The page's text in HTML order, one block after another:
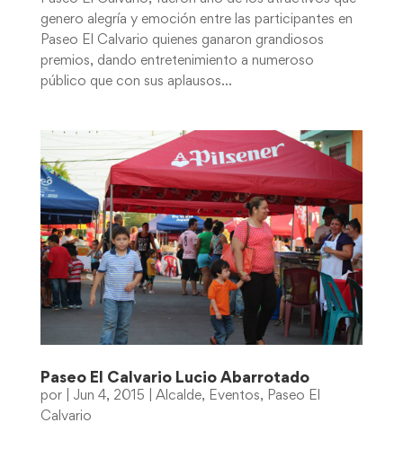
genero alegría y emoción entre las participantes en
Paseo El Calvario quienes ganaron grandiosos
premios, dando entretenimiento a numeroso
público que con sus aplausos...
Paseo El Calvario Lucio Abarrotado
por Jun 4, 2015 Alcalde, Eventos, Paseo El
Calvario